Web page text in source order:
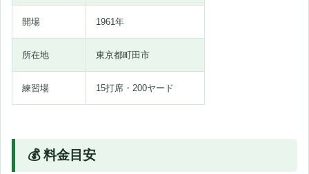
開場 1961年
所在地 東京都町田市
練習場 15打席・200ヤード
💰 料金目安